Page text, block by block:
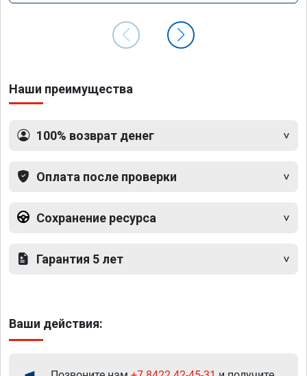
Наши преимущества
100% возврат денег
Оплата после проверки
Сохранение ресурса
Гарантия 5 лет
Ваши действия: